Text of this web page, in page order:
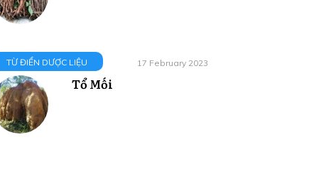
TỪ ĐIỂN DƯỢC LIỆU 17 February 2023
Tổ Mối